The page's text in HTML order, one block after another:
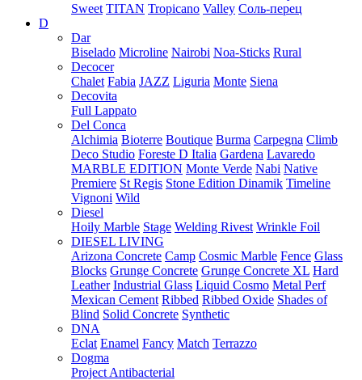
Sweet TITAN Tropicano Valley Соль-перец
D
Dar
Biselado Microline Nairobi Noa-Sticks Rural
Decocer
Chalet Fabia JAZZ Liguria Monte Siena
Decovita
Full Lappato
Del Conca
Alchimia Bioterre Boutique Burma Carpegna Climb
Deco Studio Foreste D Italia Gardena Lavaredo
MARBLE EDITION Monte Verde Nabi Native
Premiere St Regis Stone Edition Dinamik Timeline
Vignoni Wild
Diesel
Hoily Marble Stage Welding Rivest Wrinkle Foil
DIESEL LIVING
Arizona Concrete Camp Cosmic Marble Fence Glass
Blocks Grunge Concrete Grunge Concrete XL Hard
Leather Industrial Glass Liquid Cosmo Metal Perf
Mexican Cement Ribbed Ribbed Oxide Shades of
Blind Solid Concrete Synthetic
DNA
Eclat Enamel Fancy Match Terrazzo
Dogma
Project Antibacterial